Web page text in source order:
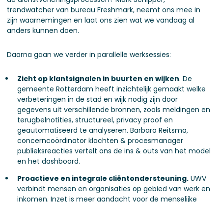
trendwatcher van bureau Freshmark, neemt ons mee in
zijn waarnemingen en laat ons zien wat we vandaag al
anders kunnen doen.
Daarna gaan we verder in parallelle werksessies:
Zicht op klantsignalen in buurten en wijken. De
gemeente Rotterdam heeft inzichtelijk gemaakt welke
verbeteringen in de stad en wijk nodig zijn door
gegevens uit verschillende bronnen, zoals meldingen en
terugbelnotities, structureel, privacy proof en
geautomatiseerd te analyseren. Barbara Reitsma,
concerncoördinator klachten & procesmanager
publieksreacties vertelt ons de ins & outs van het model
en het dashboard.
Proactieve en integrale cliëntondersteuning. UWV
verbindt mensen en organisaties op gebied van werk en
inkomen. Inzet is meer aandacht voor de menselijke